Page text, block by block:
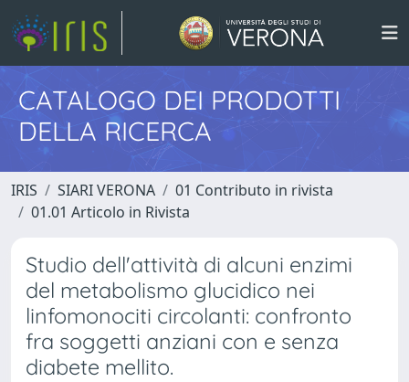
CATALOGO DEI PRODOTTI
DELLA RICERCA
IRIS SIARI VERONA
01 Contributo in rivista
01.01 Articolo in Rivista
Studio dell'attività di alcuni enzimi
del metabolismo glucidico nei
linfomonociti circolanti: confronto
fra soggetti anziani con e senza
diabete mellito.